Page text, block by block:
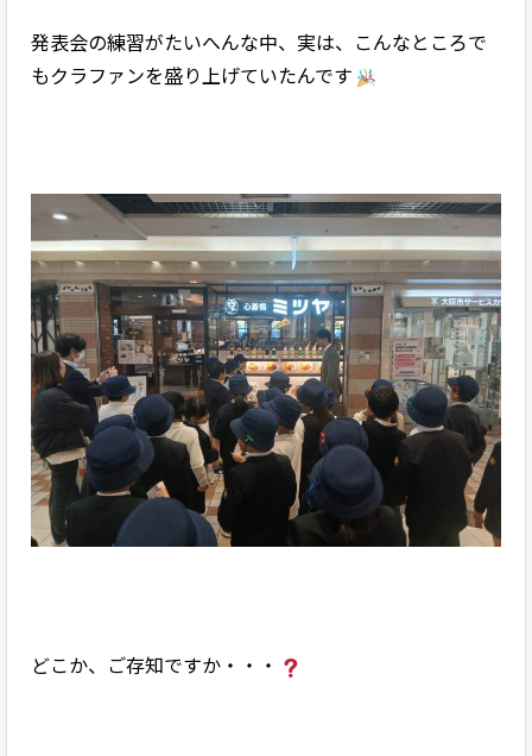
発表会の練習がたいへんな中、実は、こんなところで
もクラファンを盛り上げていたんです
どこか、ご存知ですか・・・